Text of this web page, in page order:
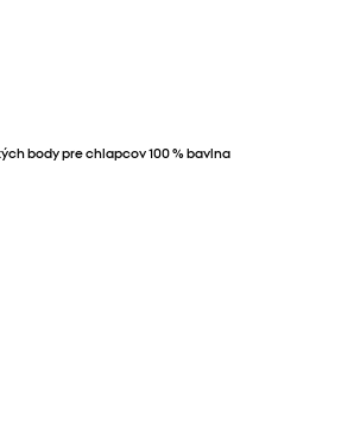
body pre chlapcov 100 % bavlna